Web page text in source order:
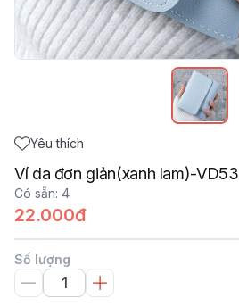
Yêu thích
Ví da đơn giản(xanh lam)-VD53
Có sẵn: 4
22.000đ
Số lượng